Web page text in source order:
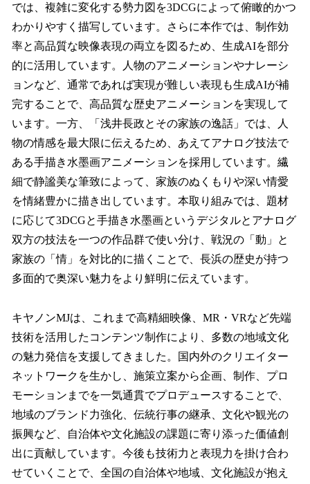
では、複雑に変化する勢力図を3DCGによって俯瞰的かつ
わかりやすく描写しています。さらに本作では、制作効
率と高品質な映像表現の両立を図るため、生成AIを部分
的に活用しています。人物のアニメーションやナレーシ
ョンなど、通常であれば実現が難しい表現も生成AIが補
完することで、高品質な歴史アニメーションを実現して
います。一方、「浅井長政とその家族の逸話」では、人
物の情感を最大限に伝えるため、あえてアナログ技法で
ある手描き水墨画アニメーションを採用しています。繊
細で静謐美な筆致によって、家族のぬくもりや深い情愛
を情緒豊かに描き出しています。本取り組みでは、題材
に応じて3DCGと手描き水墨画というデジタルとアナログ
双方の技法を一つの作品群で使い分け、戦況の「動」と
家族の「情」を対比的に描くことで、長浜の歴史が持つ
多面的で奥深い魅力をより鮮明に伝えています。
キヤノンMJは、これまで高精細映像、MR・VRなど先端
技術を活用したコンテンツ制作により、多数の地域文化
の魅力発信を支援してきました。国内外のクリエイター
ネットワークを生かし、施策立案から企画、制作、プロ
モーションまでを一気通貫でプロデュースすることで、
地域のブランド力強化、伝統行事の継承、文化や観光の
振興など、自治体や文化施設の課題に寄り添った価値創
出に貢献しています。今後も技術力と表現力を掛け合わ
せていくことで、全国の自治体や地域、文化施設が抱え